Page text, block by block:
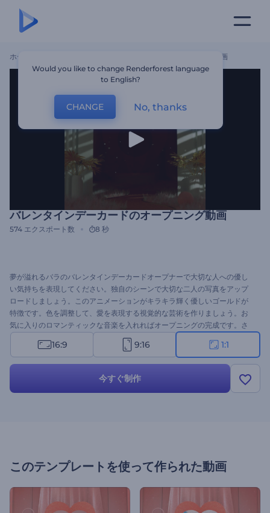
ホーム バレンタインデーカードのオープニング動画
バレンタインデーカードのオープニング動画
574 エクスポート数 8 秒
夢が溢れるバラのバレンタインデーカードオープナーで大切な人への優し
い気持ちを表現してください。独自のシーンで大切な二人の写真をアップ
ロードしましょう。このアニメーションがキラキラ輝く優しいゴールドが
特徴です。色を調整して、愛を表現する視覚的な芸術を作りましょう。お
気に入りのロマンティックな音楽を入れればオープニングの完成です。さ
あ、今すぐ試してみましょう。
16:9 9:16 1:1
今すぐ制作
このテンプレートを使って作られた動画
Would you like to change Renderforest language
to English?
CHANGE No, thanks